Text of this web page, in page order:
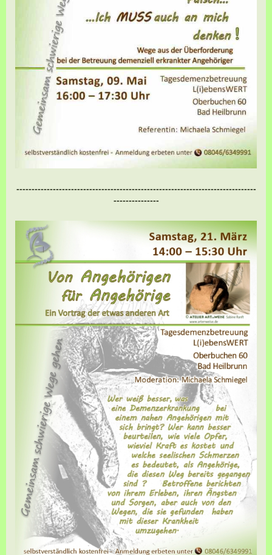
-------------------------------------------------------------------------------
---------------